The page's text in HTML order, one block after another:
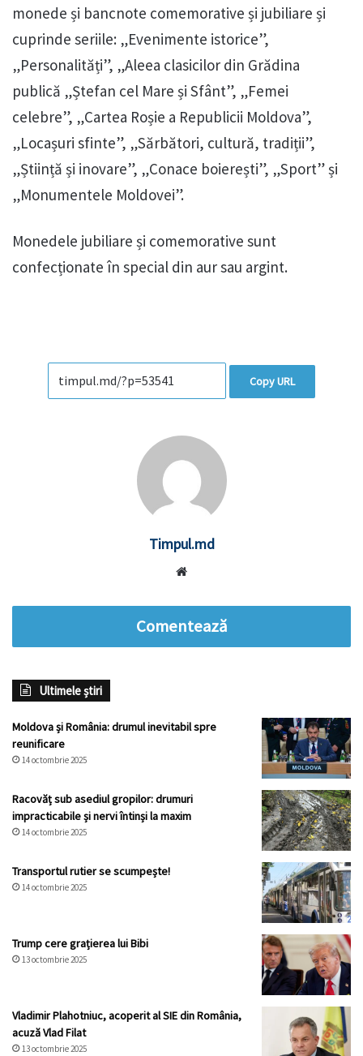
monede și bancnote comemorative și jubiliare și
cuprinde seriile: „Evenimente istorice”,
„Personalități”, „Aleea clasicilor din Grădina
publică „Ștefan cel Mare și Sfânt”, „Femei
celebre”, „Cartea Roșie a Republicii Moldova”,
„Locașuri sfinte”, „Sărbători, cultură, tradiții”,
„Știință și inovare”, „Conace boierești”, „Sport” și
„Monumentele Moldovei”.
Monedele jubiliare și comemorative sunt
confecționate în special din aur sau argint.
Copy URL
Timpul.md
Comentează
Ultimele știri
Moldova și România: drumul inevitabil spre
reunificare
14 octombrie 2025
Racovăț sub asediul gropilor: drumuri
impracticabile și nervi întinși la maxim
14 octombrie 2025
Transportul rutier se scumpește!
14 octombrie 2025
Trump cere grațierea lui Bibi
13 octombrie 2025
Vladimir Plahotniuc, acoperit al SIE din România,
acuză Vlad Filat
13 octombrie 2025